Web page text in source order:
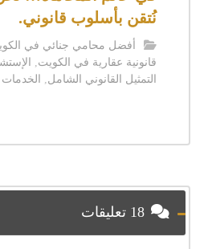
نُتقن بأسلوب قانوني.
أفضل محامي جنائي في
قانونية عقارية في الكويت
التمثيل القانوني الشامل
الخدمات
18 تعليقات